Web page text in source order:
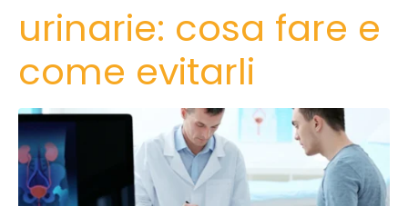
urinarie: cosa fare e
come evitarli